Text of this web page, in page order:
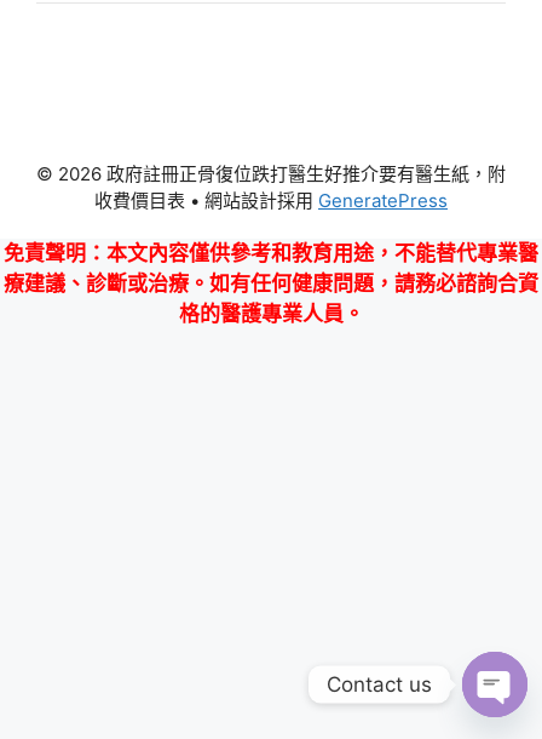
© 2026 政府註冊正骨復位跌打醫生好推介要有醫生紙，附
收費價目表 • 網站設計採用 GeneratePress
免責聲明 ：本文內容僅供參考和教育用途，不能替代專業醫
療建議、診斷或治療。如有任何健康問題，請務必諮詢合資
格的醫護專業人員。
Contact us